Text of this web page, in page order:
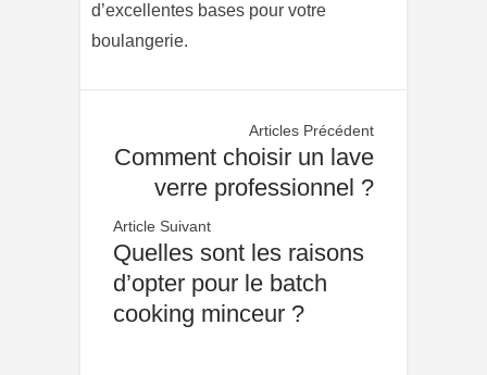
d’excellentes bases pour votre
boulangerie.
Articles Précédent
Comment choisir un lave
verre professionnel ?
Article Suivant
Quelles sont les raisons
d’opter pour le batch
cooking minceur ?